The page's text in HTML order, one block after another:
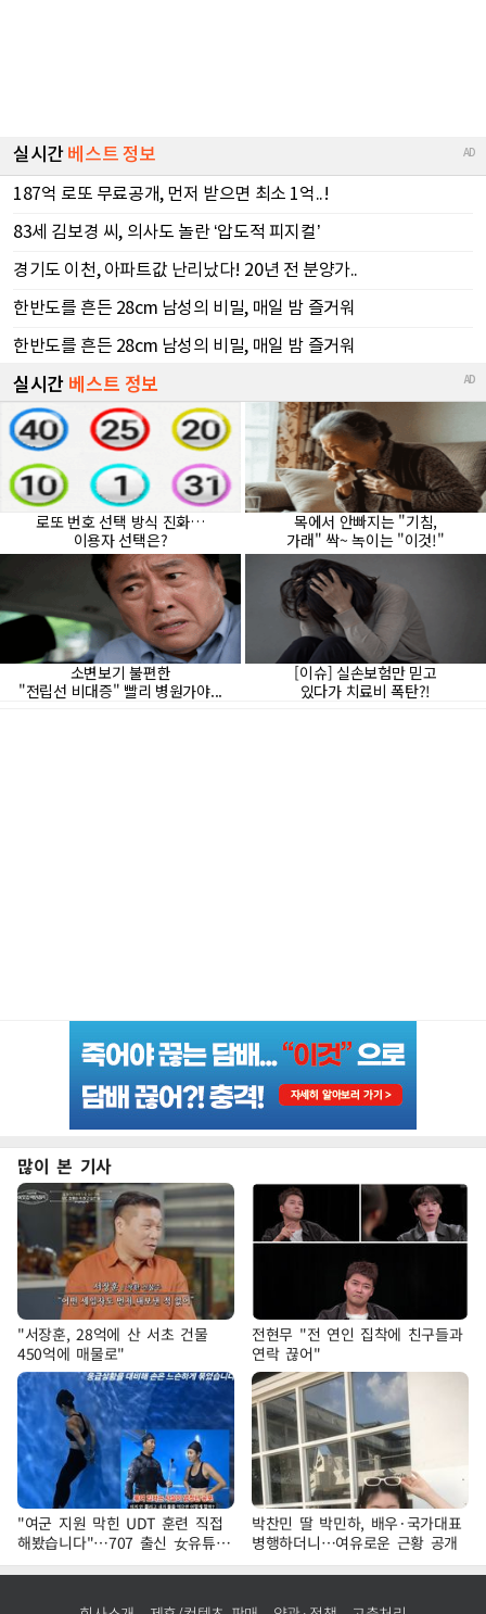
많이 본 기사
"서장훈, 28억에 산 서초 건물
450억에 매물로"
전현무 "전 연인 집착에 친구들과
연락 끊어"
"여군 지원 막힌 UDT 훈련 직접
해봤습니다"…707 출신 女유튜버
'완벽 소화'
박찬민 딸 박민하, 배우·국가대표
병행하더니…여유로운 근황 공개